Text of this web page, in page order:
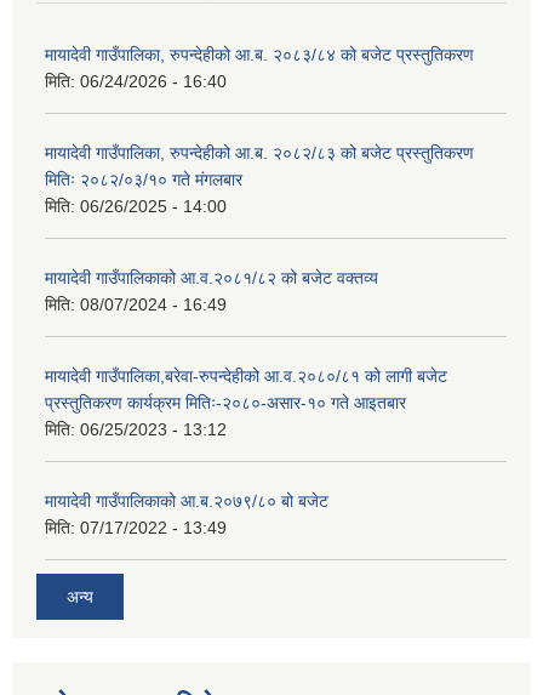
मायादेवी गाउँपालिका, रुपन्देहीको आ.ब. २०८३/८४ को बजेट प्रस्तुतिकरण
मिति: 06/24/2026 - 16:40
मायादेवी गाउँपालिका, रुपन्देहीको आ.ब. २०८२/८३ को बजेट प्रस्तुतिकरण
मितिः २०८२/०३/१० गते मंगलबार
मिति: 06/26/2025 - 14:00
मायादेवी गाउँपालिकाको आ.व.२०८१/८२ को बजेट वक्तव्य
मिति: 08/07/2024 - 16:49
मायादेवी गाउँपालिका,बरेवा-रुपन्देहीको आ.व.२०८०/८१ को लागी बजेट
प्रस्तुतिकरण कार्यक्रम मितिः-२०८०-असार-१० गते आइतबार
मिति: 06/25/2023 - 13:12
मायादेवी गाउँपालिकाको आ.ब.२०७९/८० बो बजेट
मिति: 07/17/2022 - 13:49
अन्य